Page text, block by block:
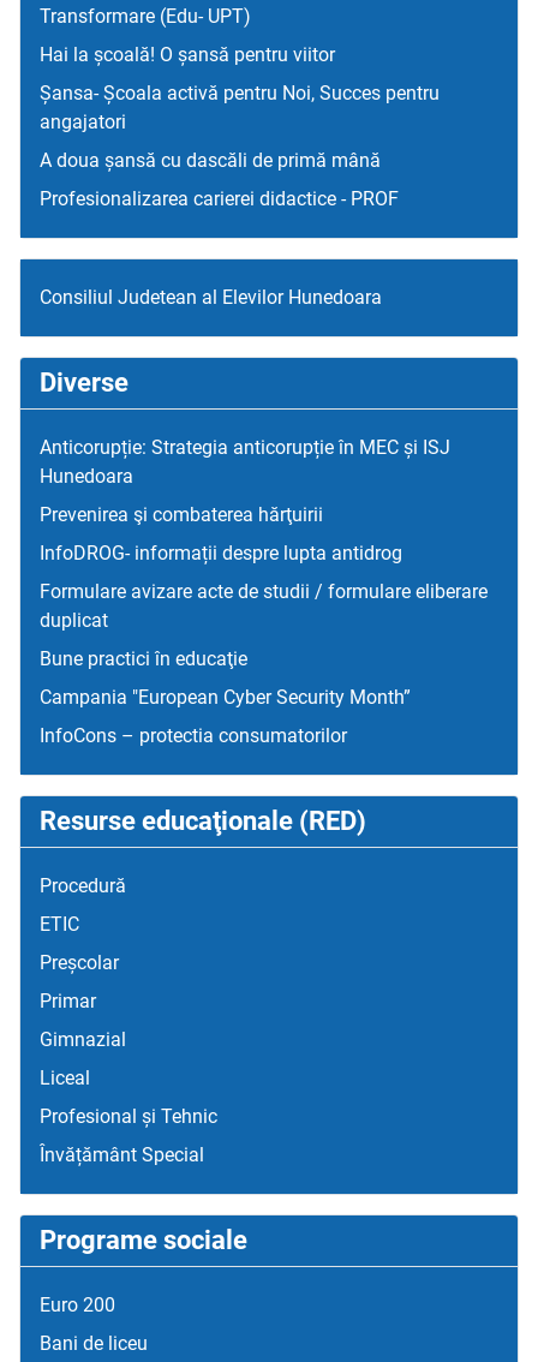
Transformare (Edu- UPT)
Hai la școală! O șansă pentru viitor
Șansa- Școala activă pentru Noi, Succes pentru
angajatori
A doua șansă cu dascăli de primă mână
Profesionalizarea carierei didactice - PROF
Consiliul Judetean al Elevilor Hunedoara
Diverse
Anticorupție: Strategia anticorupție în MEC și ISJ
Hunedoara
Prevenirea şi combaterea hărţuirii
InfoDROG- informații despre lupta antidrog
Formulare avizare acte de studii / formulare eliberare
duplicat
Bune practici în educaţie
Campania "European Cyber Security Month”
InfoCons – protectia consumatorilor
Resurse educaţionale (RED)
Procedură
ETIC
Preșcolar
Primar
Gimnazial
Liceal
Profesional și Tehnic
Învățământ Special
Programe sociale
Euro 200
Bani de liceu